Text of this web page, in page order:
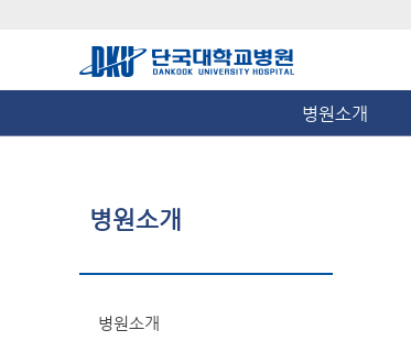
병원소개
병원소개
병원소개